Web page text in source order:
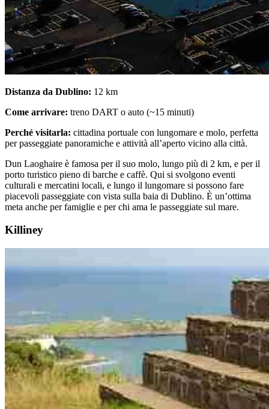
Distanza da Dublino: 12 km
Come arrivare: treno DART o auto (~15 minuti)
Perché visitarla: cittadina portuale con lungomare e molo, perfetta
per passeggiate panoramiche e attività all’aperto vicino alla città.
Dun Laoghaire è famosa per il suo molo, lungo più di 2 km, e per il
porto turistico pieno di barche e caffè. Qui si svolgono eventi
culturali e mercatini locali, e lungo il lungomare si possono fare
piacevoli passeggiate con vista sulla baia di Dublino. È un’ottima
meta anche per famiglie e per chi ama le passeggiate sul mare.
Killiney